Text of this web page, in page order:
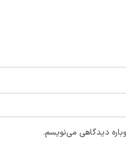
دیدگاهی می‌نویسم.